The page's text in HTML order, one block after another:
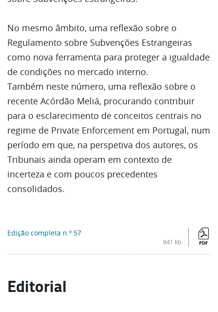
No mesmo âmbito, uma reflexão sobre o
Regulamento sobre Subvenções Estrangeiras
como nova ferramenta para proteger a igualdade
de condições no mercado interno.
Também neste número, uma reflexão sobre o
recente Acórdão Meliá, procurando contribuir
para o esclarecimento de conceitos centrais no
regime de Private Enforcement em Portugal, num
período em que, na perspetiva dos autores, os
Tribunais ainda operam em contexto de
incerteza e com poucos precedentes
consolidados.
Edição completa n.º 57
941 kb PDF
Editorial